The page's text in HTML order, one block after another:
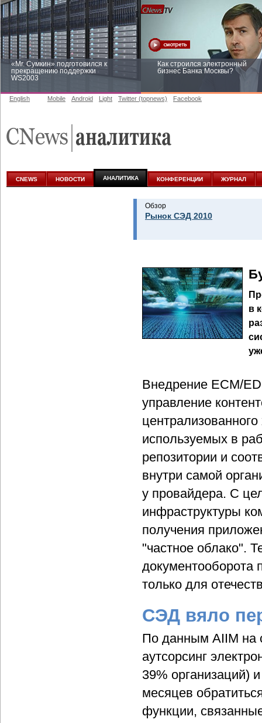
«Mr. Сумкин» подготовился к
прекращению поддержки
WS2003
Как строился электронный
бизнес Банка Москвы?
аналитике
English Mobile Android Light Twitter (topnews) Facebook
CNEWS НОВОСТИ АНАЛИТИКА КОНФЕРЕНЦИИ ЖУРНАЛ
Обзор
Рынок СЭД 2010
в
Внедрение ECM/
управление
используемых в
репозитории и
внутри самой
у провайдера. С
инфраструктуры
получения
"частное облако".
документооборота
только для
СЭД вяло
По данным AIIM на
аутсорсинг
39% организаций)
месяцев
функции,